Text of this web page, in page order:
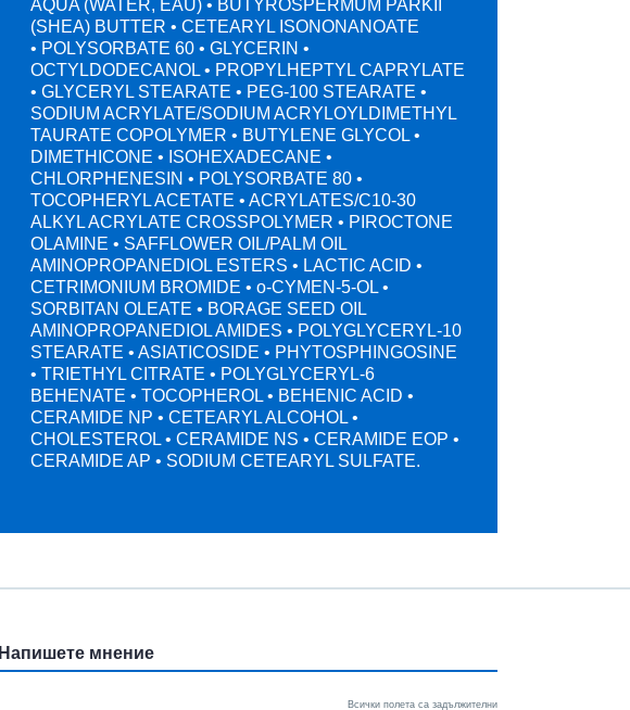
AQUA (WATER, EAU) • BUTYROSPERMUM PARKII
(SHEA) BUTTER • CETEARYL ISONONANOATE
• POLYSORBATE 60 • GLYCERIN •
OCTYLDODECANOL • PROPYLHEPTYL CAPRYLATE
• GLYCERYL STEARATE • PEG-100 STEARATE •
SODIUM ACRYLATE/SODIUM ACRYLOYLDIMETHYL
TAURATE COPOLYMER • BUTYLENE GLYCOL •
DIMETHICONE • ISOHEXADECANE •
CHLORPHENESIN • POLYSORBATE 80 •
TOCOPHERYL ACETATE • ACRYLATES/C10-30
ALKYL ACRYLATE CROSSPOLYMER • PIROCTONE
OLAMINE • SAFFLOWER OIL/PALM OIL
AMINOPROPANEDIOL ESTERS • LACTIC ACID •
CETRIMONIUM BROMIDE • o-CYMEN-5-OL •
SORBITAN OLEATE • BORAGE SEED OIL
AMINOPROPANEDIOL AMIDES • POLYGLYCERYL-10
STEARATE • ASIATICOSIDE • PHYTOSPHINGOSINE
• TRIETHYL CITRATE • POLYGLYCERYL-6
BEHENATE • TOCOPHEROL • BEHENIC ACID •
CERAMIDE NP • CETEARYL ALCOHOL •
CHOLESTEROL • CERAMIDE NS • CERAMIDE EOP •
CERAMIDE AP • SODIUM CETEARYL SULFATE.
Напишете мнение
Всички полета са задължителни